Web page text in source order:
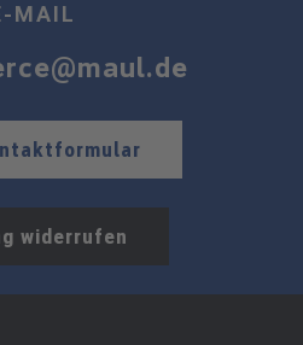
MAIL
widerrufen